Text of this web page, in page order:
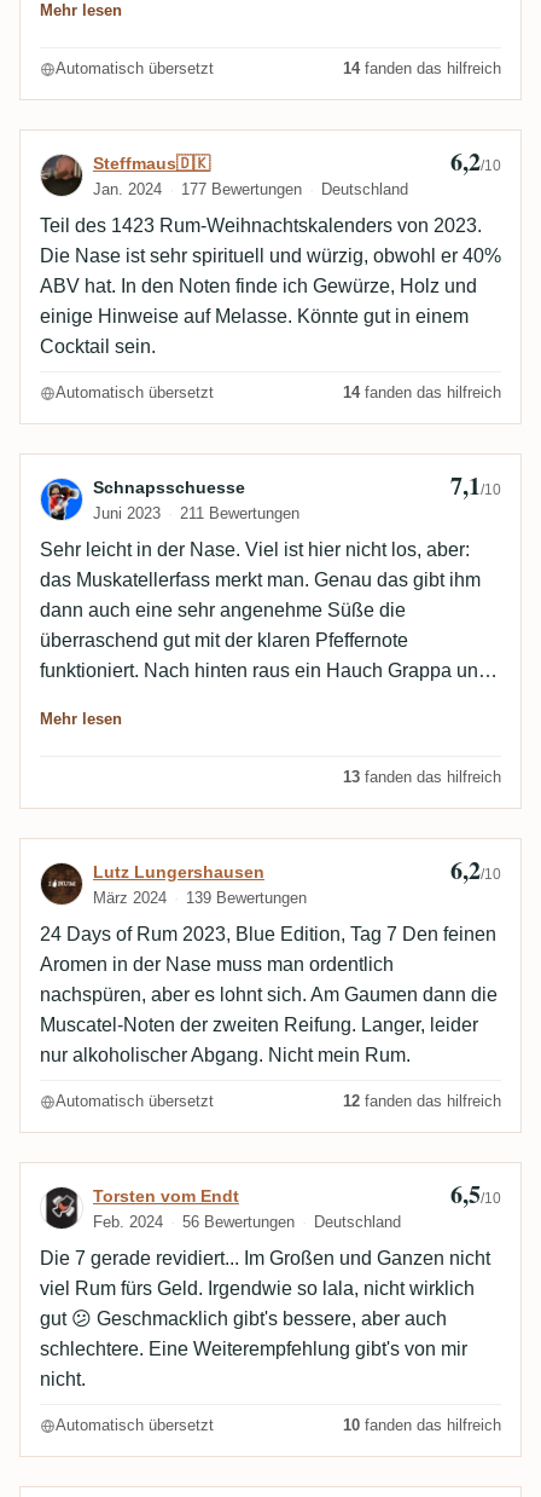
Mehr lesen
Automatisch übersetzt 14fanden das hilfreich
Bewertung von Steffmaus🇩🇰
Steffmaus🇩🇰
Jan. 2024 177 Bewertungen Deutschland
6,2/10
Teil des 1423 Rum-Weihnachtskalenders von 2023.
Die Nase ist sehr spirituell und würzig, obwohl er 40%
ABV hat. In den Noten finde ich Gewürze, Holz und
einige Hinweise auf Melasse. Könnte gut in einem
Cocktail sein.
Automatisch übersetzt 14fanden das hilfreich
Bewertung von Schnapsschuesse
Schnapsschuesse
Juni 2023 211 Bewertungen
7,1/10
Sehr leicht in der Nase. Viel ist hier nicht los, aber:
das Muskatellerfass merkt man. Genau das gibt ihm
dann auch eine sehr angenehme Süße die
überraschend gut mit der klaren Pfeffernote
funktioniert. Nach hinten raus ein Hauch Grappa und
Mehr lesen
13 fanden das hilfreich
Bewertung von Lutz Lungershausen
Lutz Lungershausen
März 2024 139 Bewertungen
6,2/10
24 Days of Rum 2023, Blue Edition, Tag 7 Den feinen
Aromen in der Nase muss man ordentlich
nachspüren, aber es lohnt sich. Am Gaumen dann die
Muscatel-Noten der zweiten Reifung. Langer, leider
nur alkoholischer Abgang. Nicht mein Rum.
Automatisch übersetzt 12 fanden das hilfreich
Bewertung von Torsten vom Endt
Torsten vom Endt
Feb. 2024 56 Bewertungen Deutschland
6,5/10
Die 7 gerade revidiert... Im Großen und Ganzen nicht
viel Rum fürs Geld. Irgendwie so lala, nicht wirklich
gut 😕 Geschmacklich gibt's bessere, aber auch
schlechtere. Eine Weiterempfehlung gibt's von mir
nicht.
Automatisch übersetzt 10 fanden das hilfreich